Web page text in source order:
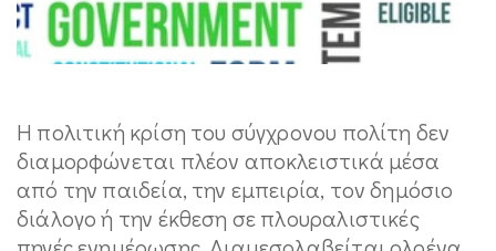
Η πολιτική κρίση του σύγχρονου πολίτη δεν
διαμορφώνεται πλέον αποκλειστικά μέσα
από την παιδεία, την εμπειρία, τον δημόσιο
διάλογο ή την έκθεση σε πλουραλιστικές